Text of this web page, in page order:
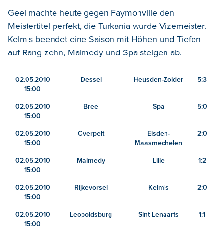
Geel machte heute gegen Faymonville den
Meistertitel perfekt, die Turkania wurde Vizemeister.
Kelmis beendet eine Saison mit Höhen und Tiefen
auf Rang zehn, Malmedy und Spa steigen ab.
02.05.2010
15:00
Dessel Heusden-Zolder 5:3
02.05.2010
15:00
Bree Spa 5:0
02.05.2010
15:00
Overpelt
Eisden-
Maasmechelen
2:0
02.05.2010
15:00
Malmedy Lille 1:2
02.05.2010
15:00
Rijkevorsel Kelmis 2:0
02.05.2010
15:00
Leopoldsburg Sint Lenaarts 1:1